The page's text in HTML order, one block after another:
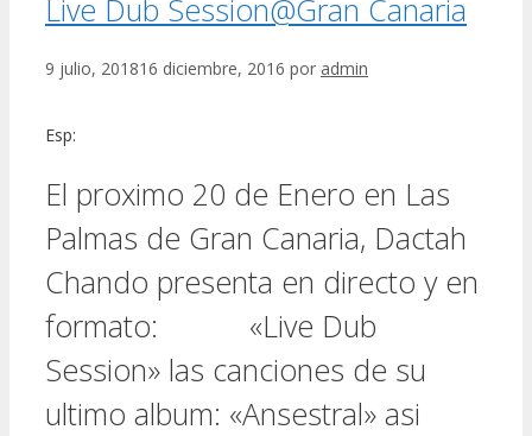
Live Dub Session@Gran Canaria
9 julio, 201816 diciembre, 2016 por admin
Esp:
El proximo 20 de Enero en Las
Palmas de Gran Canaria, Dactah
Chando presenta en directo y en
formato: «Live Dub
Session» las canciones de su
ultimo album: «Ansestral» asi